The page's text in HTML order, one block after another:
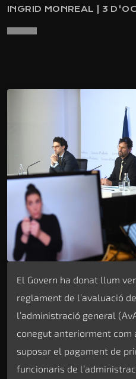
INGRID MONREAL | 3
El Govern ha donat llum
reglament de l’avaluació
l’administració general
conegut anteriorment com
suposar el pagament de
funcionaris de